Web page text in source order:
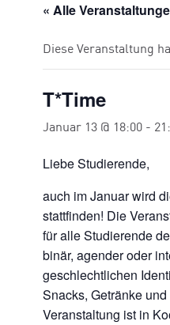
« Alle
Diese Veranstaltung
T*Time
Januar 13 @ 18:00 -
Liebe Studierende,
auch im Januar wird
stattfinden! Die
für alle Studierende
binär, agender oder
geschlechtlichen
Snacks, Getränke
Veranstaltung ist in